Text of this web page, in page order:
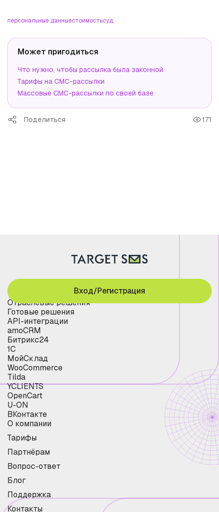
персональные данныестоимостьсуд
Может пригодиться
Что нужно, чтобы рассылка была законной
Тарифы на СМС-рассылки
Массовые СМС-рассылки по своей базе
Поделиться 171
Отраслевые решения
Готовые решения
API-интеграции
amoCRM
Битрикс24
1С
МойСклад
WooCommerce
Tilda
YCLIENTS
OpenCart
U-ON
ВКонтакте
О компании
Тарифы
Партнёрам
Вопрос-ответ
Блог
Поддержка
Контакты
Вход/Регистрация